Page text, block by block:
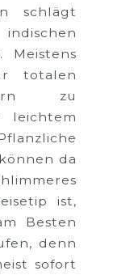
schlägt
Meistens
totalen
zu
leichtem
da
ist,
Besten
denn
sofort